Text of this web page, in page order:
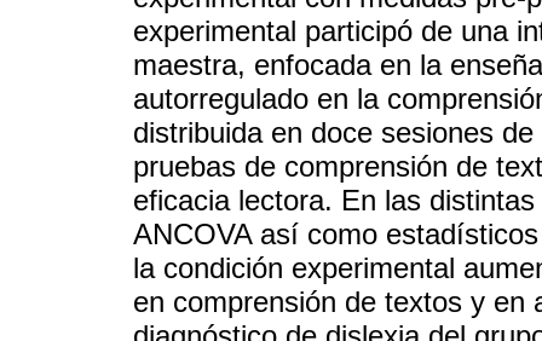
experimental participó de una
maestra, enfocada en la
autorregulado en la
distribuida en doce sesiones
pruebas de comprensión de
eficacia lectora. En las
ANCOVA así como
la condición experimental
en comprensión de textos y en